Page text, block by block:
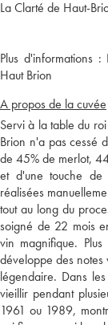
Plus d'informations :
Haut Brion
A propos de la cuvée
Servi à la table du
Brion n'a pas cessé
de 45% de merlot,
et d'une touche de
réalisées
tout au long du
soigné de 22 mois
vin magnifique.
développe des notes
légendaire. Dans
vieillir pendant
1961 ou 1989,